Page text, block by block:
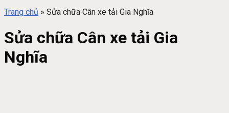
Trang chủ » Sửa chữa Cân xe tải Gia Nghĩa
Sửa chữa Cân xe tải Gia
Nghĩa